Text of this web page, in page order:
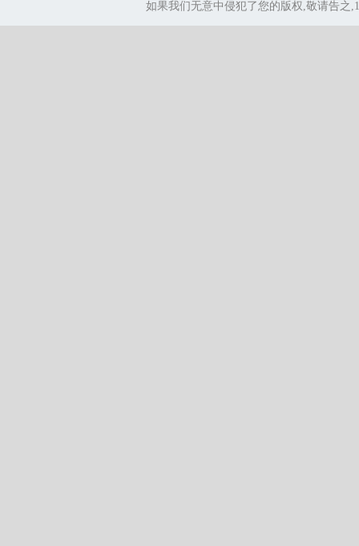
如果我们无意中侵犯了您的版权,敬请告之